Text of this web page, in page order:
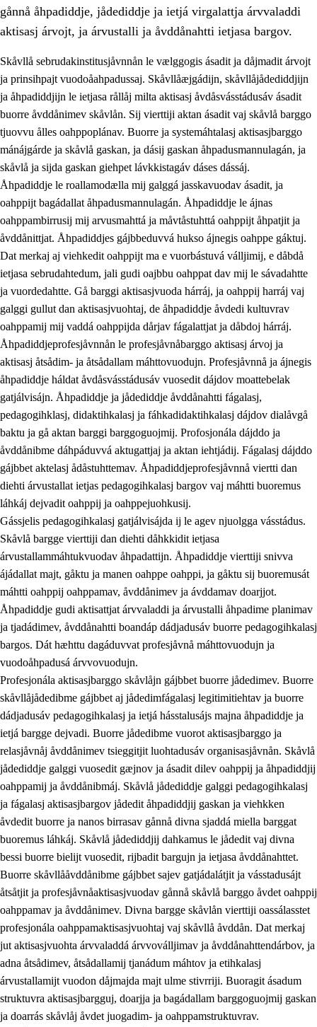
3. Prinsihpa skåvlå dåjmajda
3.1 Sebrudahtte oahppambirás
3.2 Åhpadibme ja hiebadum åhpadus
3.3 Aktisasjbarggo sijda ja skåvlå gaskan
3.4 Åhpadus åhpadusvidnudagán ja barggoiellemin
3.5 Profesjåvnåaktisasjvuohta ja skåvllååvddånibme
gånnå åhpadiddje, jådediddje ja ietjá virgalattja árvvaladdi
aktisasj árvojt, ja árvustalli ja åvddånahtti ietjasa bargov.
Skåvllå sebrudakinstitusjåvnnån le vælggogis ásadit ja dåjmadit árvojt
ja prinsihpajt vuodoåahpadussaj. Skåvllåæjgádijn, skåvllåjådediddjijn
ja åhpadiddjijn le ietjasa rållåj milta aktisasj åvdåsvásstádusáv ásadit
buorre åvddånimev skåvlån. Sij vierttiji aktan ásadit vaj skåvlå barggo
tjuovvu ålles oahppoplánav. Buorre ja systemáhtalasj aktisasjbarggo
mánájgárde ja skåvlå gaskan, ja dásij gaskan åhpadusmannulagán, ja
skåvlå ja sijda gaskan giehpet lávkkistagáv dáses dássáj.
Åhpadiddje le roallamodælla mij galggá jasskavuodav ásadit, ja
oahppijt bagádallat åhpadusmannulagán. Åhpadiddje le ájnas
oahppambirrusij mij arvusmahttá ja måvtåstuhttá oahppijt åhpatjit ja
åvddånittjat. Åhpadiddjes gájbbeduvvá hukso ájnegis oahppe gáktuj.
Dat merkaj aj viehkedit oahppijt ma e vuorbástuvá válljimij, e dåbdå
ietjasa sebrudahtedum, jali gudi oajbbu oahppat dav mij le sávadahtte
ja vuordedahtte. Gå barggi aktisasjvuoda hárráj, ja oahppij harráj vaj
galggi gullut dan aktisasjvuohtaj, de åhpadiddje åvdedi kultuvrav
oahppamij mij vaddá oahppijda dårjav fágalattjat ja dåbdoj hárráj.
Åhpadiddjeprofesjåvnnån le profesjåvnåbarggo aktisasj árvoj ja
aktisasj åtsådim- ja åtsådallam máhttovuodujn. Profesjåvnnå ja ájnegis
åhpadiddje háldat åvdåsvásstádusáv vuosedit dájdov moattebelak
gatjálvisájn. Åhpadiddje ja jådediddje åvddånahtti fágalasj,
pedagogihklasj, didaktihkalasj ja fáhkadidaktihkalasj dájdov dialåvgå
baktu ja gå aktan barggi barggoguojmij. Profosjonála dájddo ja
åvddånibme dáhpáduvvá aktugattjaj ja aktan iehtjádij. Fágalasj dájddo
gájbbet aktelasj ådåstuhttemav. Åhpadiddjeprofesjåvnnå viertti dan
diehti árvustallat ietjas pedagogihkalasj bargov vaj máhtti buoremus
láhkáj dejvadit oahppij ja oahppejuohkusij.
Gássjelis pedagogihkalasj gatjálvisájda ij le agev njuolgga vásstádus.
Skåvlå bargge vierttiji dan diehti dåhkkidit ietjasa
árvustallammáhtukvuodav åhpadattijn. Åhpadiddje vierttiji snivva
ájádallat majt, gåktu ja manen oahppe oahppi, ja gåktu sij buoremusát
máhtti oahppij oahppamav, åvddånimev ja ávddamav doarjjot.
Åhpadiddje gudi aktisattjat árvvaladdi ja árvustalli åhpadime planimav
ja tjadádimev, åvddånahtti boandáp dádjadusáv buorre pedagogihkalasj
bargos. Dát hæhttu dagáduvvat profesjåvnå máhttovuodujn ja
vuodoåhpadusá árvvovuodujn.
Profesjonála aktisasjbarggo skåvlåjn gájbbet buorre jådedimev. Buorre
skåvllåjådedibme gájbbet aj jådedimfágalasj legitimitiehtav ja buorre
dádjadusáv pedagogihkalasj ja ietjá hásstalusájs majna åhpadiddje ja
ietjá bargge dejvadi. Buorre jådedibme vuorot aktisasjbarggo ja
relasjåvnåj åvddånimev tsieggitjit luohtadusáv organisasjåvnån. Skåvlå
jådediddje galggi vuosedit gæjnov ja ásadit dilev oahppij ja åhpadiddjij
oahppamij ja åvddånibmáj. Skåvlå jådediddje galggi pedagogihkalasj
ja fágalasj aktisasjbargov jådedit åhpadiddjij gaskan ja viehkken
åvdedit buorre ja nanos birrasav gånnå divna sjaddá miella barggat
buoremus láhkáj. Skåvlå jådediddjij dahkamus le jådedit vaj divna
bessi buorre bielijt vuosedit, rijbadit bargujn ja ietjasa åvddånahttet.
Buorre skåvllååvddånibme gájbbet sajev gatjádalátjit ja vásstadusájt
åtsåtjit ja profesjåvnåaktisasjvuodav gånnå skåvlå barggo åvdet oahppij
oahppamav ja åvddånimev. Divna bargge skåvlån vierttiji oassálasstet
profesjonála oahppamaktisasjvuohtaj vaj skåvllå åvddån. Dat merkaj
jut aktisasjvuohta árvvaladdá árvvoválljimav ja åvddånahttendárbov, ja
adna åtsådimev, åtsådallamij tjanádum máhtov ja etihkalasj
árvustallamijt vuodon dåjmajda majt ulme stivrriji. Buoragit ásadum
struktuvra aktisasjbargguj, doarjja ja bagádallam barggoguojmij gaskan
ja doarrás skåvlåj åvdet juogadim- ja oahppamstruktuvrav.